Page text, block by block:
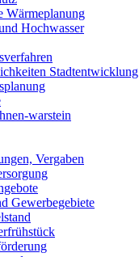
Wärmeplanung
Hochwasser
Stadtentwicklung
warstein
Vergaben
Gewerbegebiete